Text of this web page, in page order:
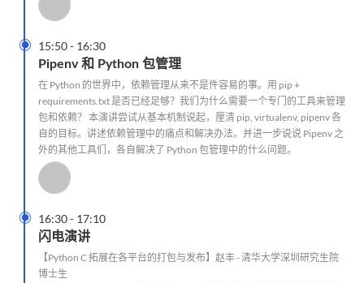
15:50- 16:30

Pipenv 和 Python 包管理
在 Python 的世界中，依赖管理从来不是件容易的事。用 pip +
requirements.txt 是否已经足够？我们为什么需要一个专门的工具来管理
包和依赖？ 本演讲尝试从基本机制说起，厘清 pip, virtualenv, pipenv 各
自的目标。讲述依赖管理中的痛点和解决办法。并进一步说说 Pipenv 之
外的其他工具们，各自解决了 Python 包管理中的什么问题。
16:30- 17:10

闪电演讲
【Python C 拓展在各平台的打包与发布】赵丰 - 清华大学深圳研究生院
博士生